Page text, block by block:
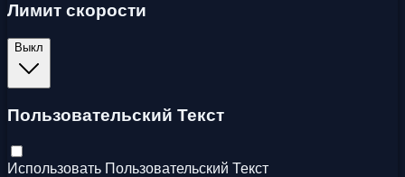
Лимит скорости
Выкл
Пользовательский Текст
Использовать Пользовательский Текст